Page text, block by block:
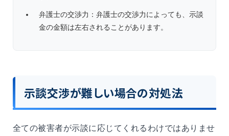
弁護士の交渉力：弁護士の交渉力によっても、示談
金の金額は左右されることがあります。
示談交渉が難しい場合の対処法
全ての被害者が示談に応じてくれるわけではありませ